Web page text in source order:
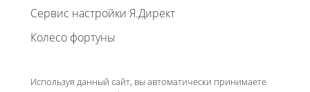
Сервис настройки Я.Директ
Колесо фортуны
Используя данный сайт, вы автоматически принимаете